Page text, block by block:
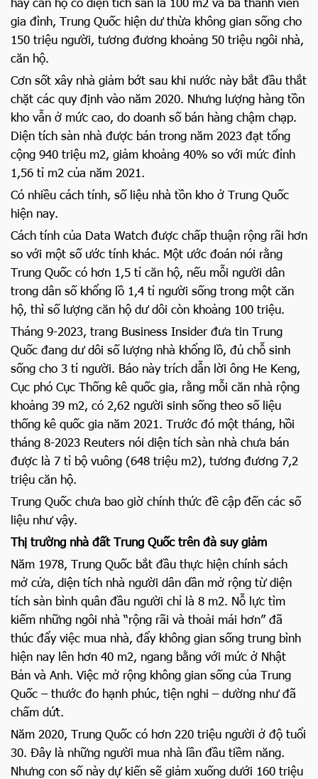
gia đình, Trung Quốc hiện dư thừa không gian sống cho
150 triệu người, tương đương khoảng 50 triệu ngôi nhà,
căn hộ.
Cơn sốt xây nhà giảm bớt sau khi nước này bắt đầu thắt
chặt các quy định vào năm 2020. Nhưng lượng hàng tồn
kho vẫn ở mức cao, do doanh số bán hàng chậm chạp.
Diện tích sàn nhà được bán trong năm 2023 đạt tổng
cộng 940 triệu m2, giảm khoảng 40% so với mức đỉnh
1,56 tỉ m2 của năm 2021.
Có nhiều cách tính, số liệu nhà tồn kho ở Trung Quốc
hiện nay.
Cách tính của Data Watch được chấp thuận rộng rãi hơn
so với một số ước tính khác. Một ước đoán nói rằng
Trung Quốc có hơn 1,5 tỉ căn hộ, nếu mỗi người dân
trong dân số khổng lồ 1,4 tỉ người sống trong một căn
hộ, thì số lượng căn hộ dư dôi còn khoảng 100 triệu.
Tháng 9-2023, trang Business Insider đưa tin Trung
Quốc đang dư dôi số lượng nhà khổng lồ, đủ chỗ sinh
sống cho 3 tỉ người. Báo này trích dẫn lời ông He Keng,
Cục phó Cục Thống kê quốc gia, rằng mỗi căn nhà rộng
khoảng 39 m2, có 2,62 người sinh sống theo số liệu
thống kê quốc gia năm 2021. Trước đó một tháng, hồi
tháng 8-2023 Reuters nói diện tích sàn nhà chưa bán
được là 7 tỉ bộ vuông (648 triệu m2), tương đương 7,2
triệu căn hộ.
Trung Quốc chưa bao giờ chính thức đề cập đến các số
liệu như vậy.
Thị trường nhà đất Trung Quốc trên đà suy giảm
Năm 1978, Trung Quốc bắt đầu thực hiện chính sách
mở cửa, diện tích nhà người dân dần mở rộng từ diện
tích sàn bình quân đầu người chỉ là 8 m2. Nỗ lực tìm
kiếm những ngôi nhà “rộng rãi và thoải mái hơn” đã
thúc đẩy việc mua nhà, đẩy không gian sống trung bình
hiện nay lên hơn 40 m2, ngang bằng với mức ở Nhật
Bản và Anh. Việc mở rộng không gian sống của Trung
Quốc – thước đo hạnh phúc, tiện nghi – dường như đã
chấm dứt.
Năm 2020, Trung Quốc có hơn 220 triệu người ở độ tuổi
30. Đây là những người mua nhà lần đầu tiềm năng.
Nhưng con số này dự kiến sẽ giảm xuống dưới 160 triệu